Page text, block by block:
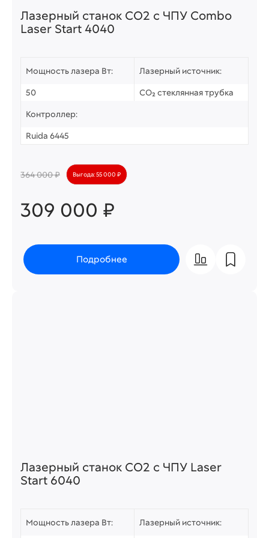
Лазерный станок СО2 c ЧПУ Combo
Laser Start 4040
Мощность лазера Вт:
50
Лазерный источник:
CO₂ стеклянная трубка
Контроллер:
Ruida 6445
364 000 ₽ Выгода: 55 000 ₽
309 000 ₽
Подробнее
Лазерный станок СО2 c ЧПУ Laser
Start 6040
Мощность лазера Вт: Лазерный источник: